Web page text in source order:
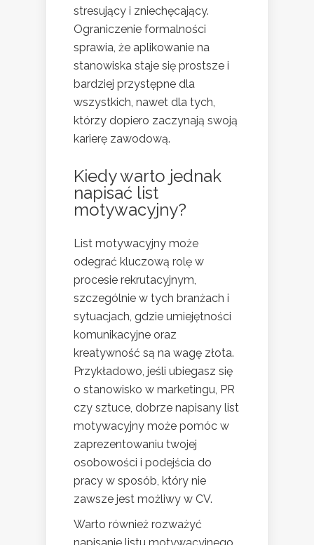
stresujący i zniechęcający.
Ograniczenie formalności
sprawia, że aplikowanie na
stanowiska staje się prostsze i
bardziej przystępne dla
wszystkich, nawet dla tych,
którzy dopiero zaczynają swoją
karierę zawodową.
Kiedy warto jednak
napisać list
motywacyjny?
List motywacyjny może
odegrać kluczową rolę w
procesie rekrutacyjnym,
szczególnie w tych branżach i
sytuacjach, gdzie umiejętności
komunikacyjne oraz
kreatywność są na wagę złota.
Przykładowo, jeśli ubiegasz się
o stanowisko w marketingu, PR
czy sztuce, dobrze napisany list
motywacyjny może pomóc w
zaprezentowaniu twojej
osobowości i podejścia do
pracy w sposób, który nie
zawsze jest możliwy w CV.
Warto również rozważyć